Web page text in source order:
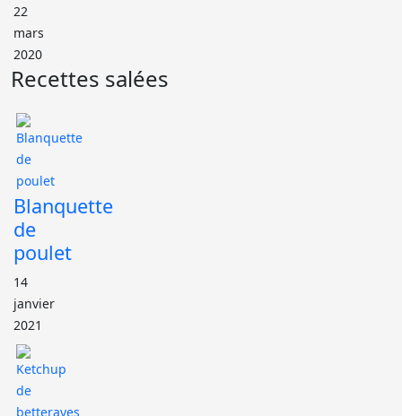
22
mars
2020
Recettes salées
Blanquette
de
poulet
14
janvier
2021